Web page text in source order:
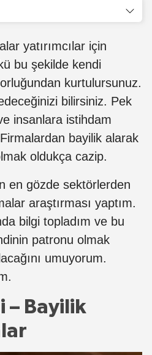
yatırımcılar için
bu şekilde kendi
kurtulursunuz.
bilirsiniz. Pek
insanlara istihdam
bayilik alarak
oldukça cazip.
en gözde sektörlerden
araştırması yaptım.
bilgi topladım ve bu
patronu olmak
umuyorum.
– Bayilik